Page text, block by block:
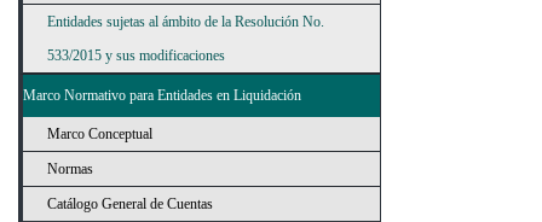
Entidades sujetas al ámbito de la Resolución No.
533/2015 y sus modificaciones
Marco Normativo para Entidades en Liquidación
Marco Conceptual
Normas
Catálogo General de Cuentas